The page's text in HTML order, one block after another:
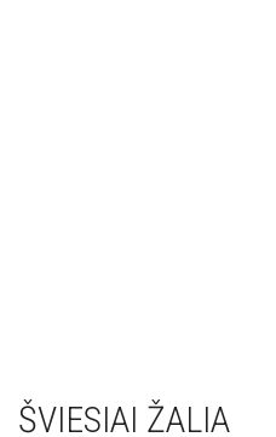
ŠVIESIAI ŽALIA